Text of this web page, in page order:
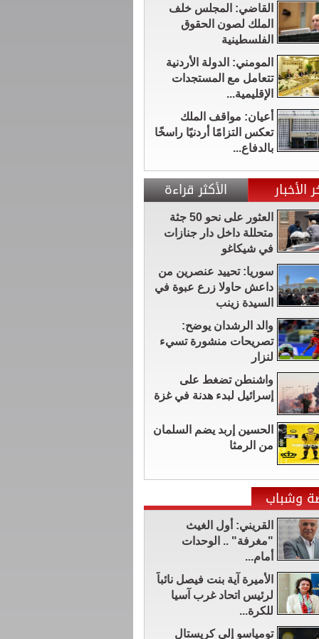
القاضي: المجلس خلف
الملك لصون الحقوق
الفلسطينية
المومني: الدولة الأردنية
تتعامل مع المستجدات
الإقليمية...
أعيان: مواقف الملك
تعكس التزامًا أردنيًا راسخًا
بالدفاع...
الأخبار الأكثر قراءة
العثور على نحو 50 جثة
متحللة داخل دار جنازات
في شيكاغو
سوريا: تحييد عنصرين من
داعش حاولا زرع عبوة في
السيدة زينب
والد الرشدان يوضح:
تصريحات منشورة تسيء
لنزار
واشنطن تضغط على
إسرائيل لبدء هدنة في غزة
الحسين إربد يضم السلمان
من الرمثا
وشباب
القريني: أول الغيث
"مغرفة" .. الوحدات
أمام...
الأميرة آية بنت فيصل نائباً
لرئيس اتحاد غرب آسيا
للكرة...
تومياسو إلى كريستال